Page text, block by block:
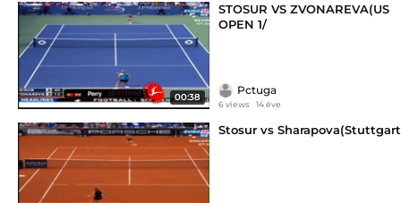
00:38
STOSUR VS ZVONAREVA(US
OPEN 1/
Pctuga
6 views 14 éve
Stosur vs Sharapova(Stuttgart